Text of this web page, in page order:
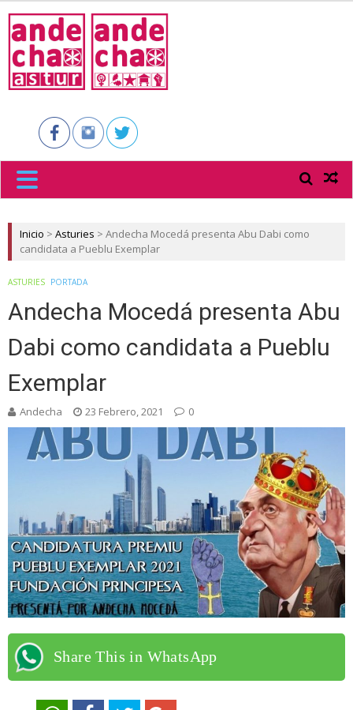
ASTUR
Inicio > Asturies > Andecha Mocedá presenta Abu Dabi como
candidata a Pueblu Exemplar
ASTURIES PORTADA
Andecha Mocedá presenta Abu
Dabi como candidata a Pueblu
Exemplar
Andecha 23 Febrero, 2021 0
Share This in WhatsApp